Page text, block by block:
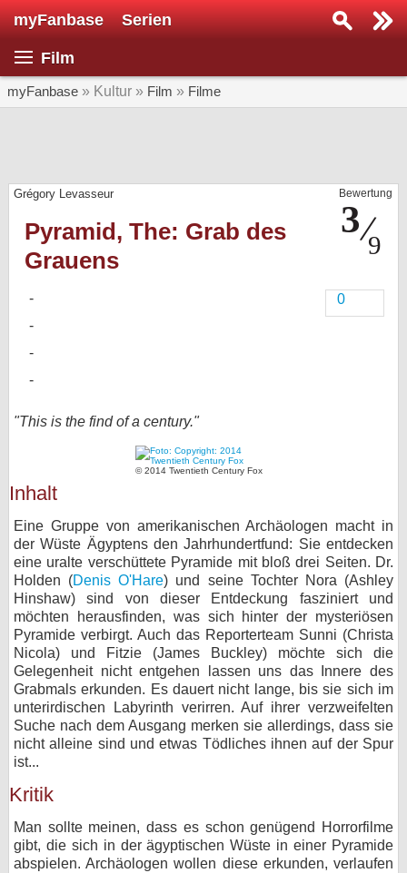
myFanbase Serien
Film
myFanbase » Kultur » Film » Filme
Bewertung
Grégory Levasseur
Pyramid, The: Grab des
Grauens
0
"This is the find of a century."
© 2014 Twentieth Century Fox
Inhalt
Eine Gruppe von amerikanischen Archäologen macht in
der Wüste Ägyptens den Jahrhundertfund: Sie entdecken
eine uralte verschüttete Pyramide mit bloß drei Seiten. Dr.
Holden (Denis O'Hare) und seine Tochter Nora (Ashley
Hinshaw) sind von dieser Entdeckung fasziniert und
möchten herausfinden, was sich hinter der mysteriösen
Pyramide verbirgt. Auch das Reporterteam Sunni (Christa
Nicola) und Fitzie (James Buckley) möchte sich die
Gelegenheit nicht entgehen lassen uns das Innere des
Grabmals erkunden. Es dauert nicht lange, bis sie sich im
unterirdischen Labyrinth verirren. Auf ihrer verzweifelten
Suche nach dem Ausgang merken sie allerdings, dass sie
nicht alleine sind und etwas Tödliches ihnen auf der Spur
ist...
Kritik
Man sollte meinen, dass es schon genügend Horrorfilme
gibt, die sich in der ägyptischen Wüste in einer Pyramide
abspielen. Archäologen wollen diese erkunden, verlaufen
Serie suchen...
SERIEN
Veranstaltungen
bei X
bei Facebook
Kontakt
Nutzungsbedingungen
Datenschutz
Cookie-Einstellungen
Impressum
Desktop-Ansicht
myFanbase